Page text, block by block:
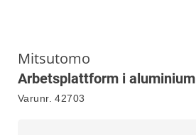
Mitsutomo
Arbetsplattform i aluminium
Varunr. 42703